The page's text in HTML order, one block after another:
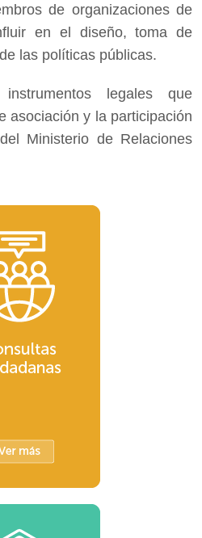
de organizaciones de
en el diseño, toma de
las políticas públicas.
legales que
asociación y la participación
Ministerio de Relaciones